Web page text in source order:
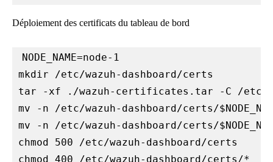
Déploiement des certificats du tableau de bord
NODE_NAME=node-1
mkdir /etc/wazuh-dashboard/certs
tar -xf ./wazuh-certificates.tar -C /etc/
mv -n /etc/wazuh-dashboard/certs/
mv -n /etc/wazuh-dashboard/certs/
chmod 500 /etc/wazuh-dashboard/certs
chmod 400 /etc/wazuh-dashboard/certs/*